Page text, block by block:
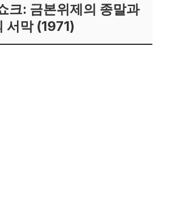
크: 금본위제의 종말과
서막 (1971)